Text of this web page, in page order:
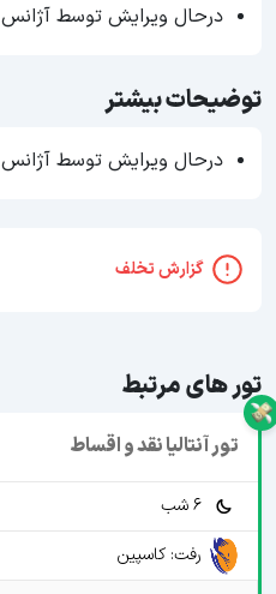
درحال ویرایش توسط آژانس
توضیحات بیشتر
درحال ویرایش توسط آژانس
گزارش تخلف
تور های مرتبط
تور آنتالیا نقد و اقساط
6 شب
رفت: کاسپین